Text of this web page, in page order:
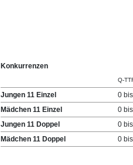
Konkurrenzen
Q-
Jungen 11 Einzel
0
Mädchen 11 Einzel
0
Jungen 11 Doppel
0
Mädchen 11 Doppel
0